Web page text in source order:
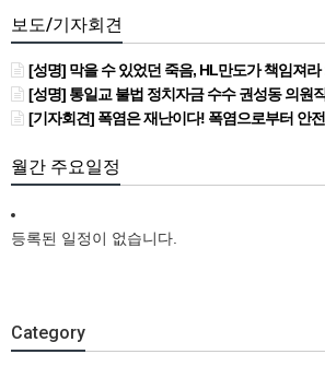
보도/기자회견
[성명] 막을 수 있었던 죽음, HL만도가 책임져라 : 청년노동자 사망사고의 철저한 진상
[성명] 통일교 불법 정치자금 수수 권성동 의원직
[기자회견] 폭염은 재난이다! 폭염으로부터 안전한 일터를 위한 민주노총 강원지역본
월간 주요일정
등록된 일정이 없습니다.
Category